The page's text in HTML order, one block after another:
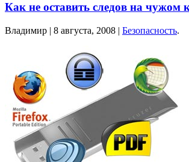
Как не оставить следов на чужом
Владимир | 8 августа, 2008 | Безопасность.